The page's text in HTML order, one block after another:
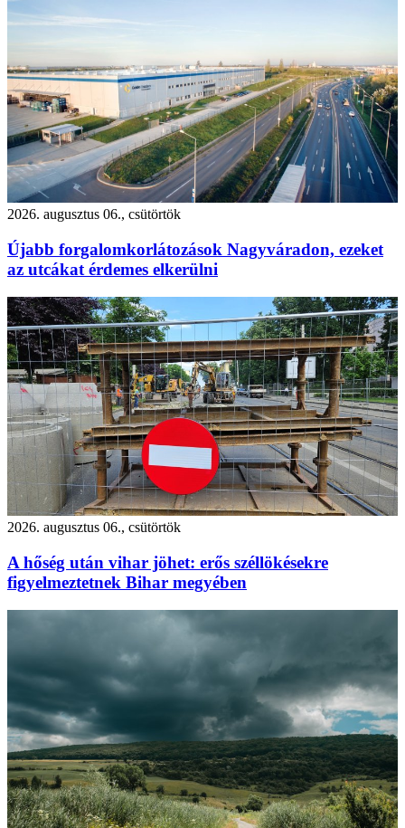
2026. augusztus 06., csütörtök
Újabb forgalomkorlátozások Nagyváradon, ezeket
az utcákat érdemes elkerülni
2026. augusztus 06., csütörtök
A hőség után vihar jöhet: erős széllökésekre
figyelmeztetnek Bihar megyében